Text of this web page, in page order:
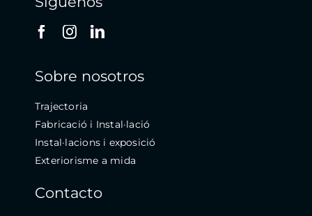
Sobre nosotros
Trajectoria
Fabricació i Instal·lació
Instal·lacions i exposició
Exteriorisme a mida
Contacto